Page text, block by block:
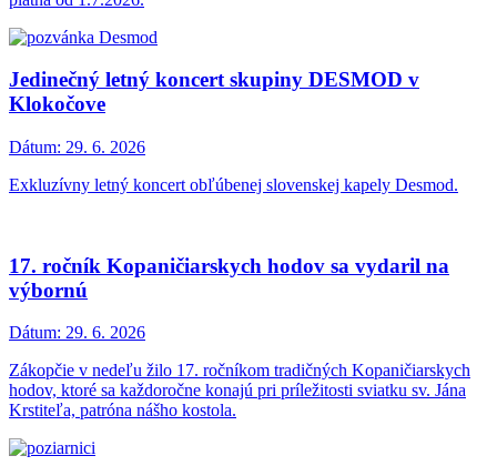
Jedinečný letný koncert skupiny DESMOD v
Klokočove
Dátum: 29. 6. 2026
Exkluzívny letný koncert obľúbenej slovenskej kapely Desmod.
17. ročník Kopaničiarskych hodov sa vydaril na
výbornú
Dátum: 29. 6. 2026
Zákopčie v nedeľu žilo 17. ročníkom tradičných Kopaničiarskych
hodov, ktoré sa každoročne konajú pri príležitosti sviatku sv. Jána
Krstiteľa, patróna nášho kostola.